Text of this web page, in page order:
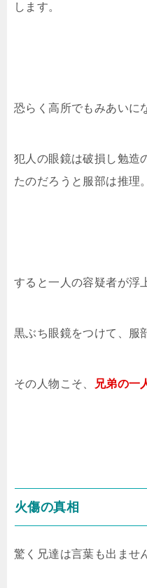
します。
恐らく高所でもみあいに
犯人の眼鏡は破損し勉造
たのだろうと服部は推理。
すると一人の容疑者が浮
黒ぶち眼鏡をつけて、服
その人物こそ、 兄弟の一
火傷の真相
驚く兄達は言葉も出ませ